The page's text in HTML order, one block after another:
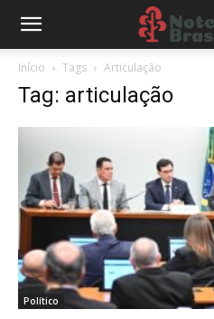
Início Tags Articulação
Tag: articulação
Político